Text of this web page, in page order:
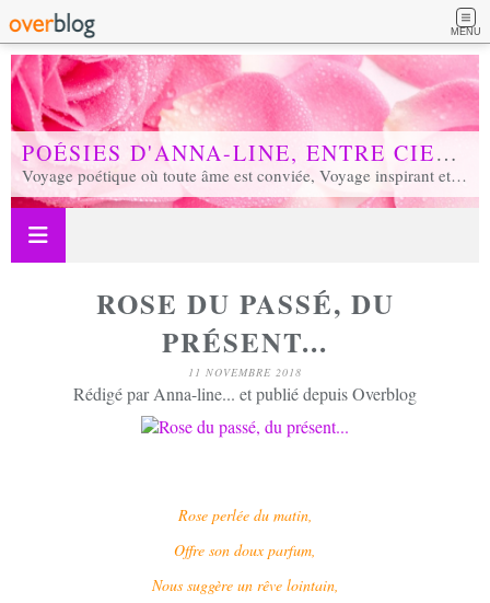
MENU
POÉSIES D'ANNA-LINE, ENTRE CIEL ET TERRE...
Voyage poétique où toute âme est conviée, Voyage inspirant et inspiré, Voyage en soi et d'unité, Voyage au coeur de notre réalité...
ROSE DU PASSÉ, DU
PRÉSENT...
11 NOVEMBRE 2018
Rédigé par Anna-line... et publié depuis Overblog
Rose perlée du matin,
Offre son doux parfum,
Nous suggère un rêve lointain,